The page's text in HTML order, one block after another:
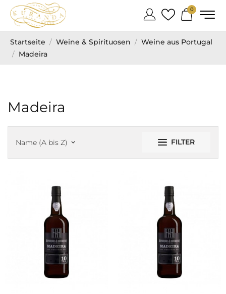
0
Startseite Weine & Spirituosen
Weine aus Portugal
Madeira
Madeira
Name (A bis Z) keyboard_arrow_down FILTER